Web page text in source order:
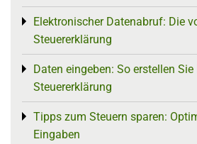
Elektronischer Datenabruf: Die
Steuererklärung
Toggle menu
Daten eingeben: So erstellen Sie
Steuererklärung
Toggle menu
Tipps zum Steuern sparen:
Eingaben
Toggle menu